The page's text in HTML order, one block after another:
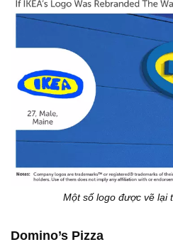
Một số logo được vẽ lại
Domino’s Pizza